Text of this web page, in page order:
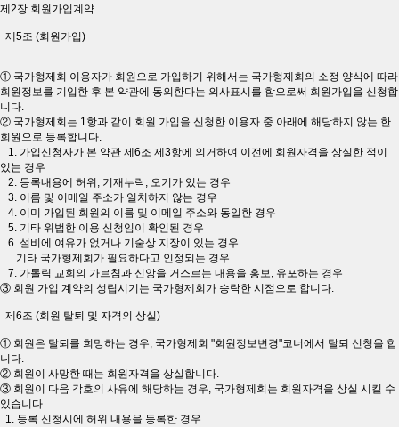
제2장 회원가입계약
제5조 (회원가입)
① 국가형제회 이용자가 회원으로 가입하기 위해서는 국가형제회의 소정 양식에 따라
회원정보를 기입한 후 본 약관에 동의한다는 의사표시를 함으로써 회원가입을 신청합
니다.
② 국가형제회는 1항과 같이 회원 가입을 신청한 이용자 중 아래에 해당하지 않는 한
회원으로 등록합니다.
1. 가입신청자가 본 약관 제6조 제3항에 의거하여 이전에 회원자격을 상실한 적이
있는 경우
2. 등록내용에 허위, 기재누락, 오기가 있는 경우
3. 이름 및 이메일 주소가 일치하지 않는 경우
4. 이미 가입된 회원의 이름 및 이메일 주소와 동일한 경우
5. 기타 위법한 이용 신청임이 확인된 경우
6. 설비에 여유가 없거나 기술상 지장이 있는 경우
기타 국가형제회가 필요하다고 인정되는 경우
7. 가톨릭 교회의 가르침과 신앙을 거스르는 내용을 홍보, 유포하는 경우
③ 회원 가입 계약의 성립시기는 국가형제회가 승락한 시점으로 합니다.
제6조 (회원 탈퇴 및 자격의 상실)
① 회원은 탈퇴를 희망하는 경우, 국가형제회 "회원정보변경"코너에서 탈퇴 신청을 합
니다.
② 회원이 사망한 때는 회원자격을 상실합니다.
③ 회원이 다음 각호의 사유에 해당하는 경우, 국가형제회는 회원자격을 상실 시킬 수
있습니다.
1. 등록 신청시에 허위 내용을 등록한 경우